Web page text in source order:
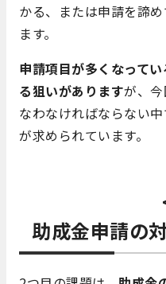
かる、または申請を諦
ます。
申請項目が多くなって
る狙いがありますが、
なわなければならない
が求められています。
助成金申請の